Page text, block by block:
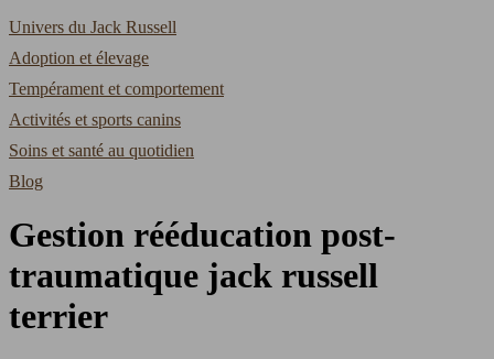
Univers du Jack Russell
Adoption et élevage
Tempérament et comportement
Activités et sports canins
Soins et santé au quotidien
Blog
Gestion rééducation post-
traumatique jack russell
terrier